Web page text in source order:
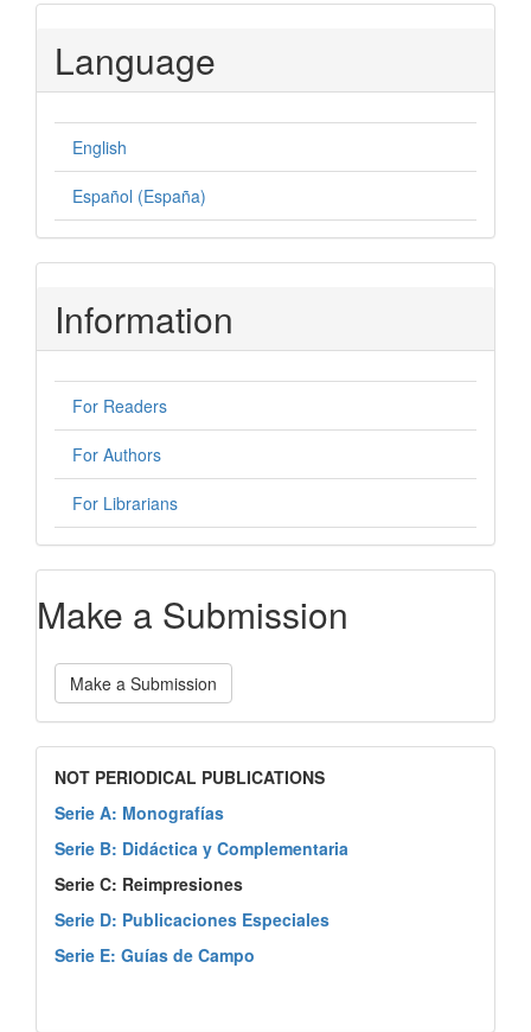
Language
English
Español (España)
Information
For Readers
For Authors
For Librarians
Make a Submission
Make a Submission
NOT PERIODICAL PUBLICATIONS
Serie A: Monografías
Serie B: Didáctica y Complementaria
Serie C: Reimpresiones
Serie D: Publicaciones Especiales
Serie E: Guías de Campo